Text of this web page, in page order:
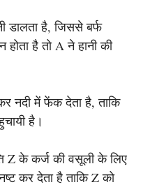
है, जिससे बर्फ
है तो A ने हानी की
नदी में फेंक देता है, ताकि
है।
Z के कर्ज की वसूली के लिए
कर देता है ताकि Z को